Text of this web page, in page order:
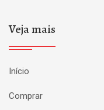
Veja mais
Início
Comprar